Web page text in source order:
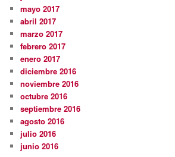
mayo 2017
abril 2017
marzo 2017
febrero 2017
enero 2017
diciembre 2016
noviembre 2016
octubre 2016
septiembre 2016
agosto 2016
julio 2016
junio 2016